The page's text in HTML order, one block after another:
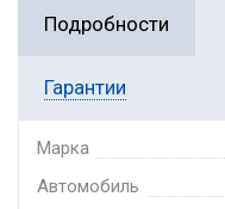
Подробности
Гарантии
Марка
Автомобиль